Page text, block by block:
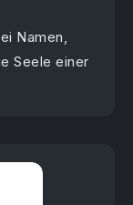
Namen,
Seele einer